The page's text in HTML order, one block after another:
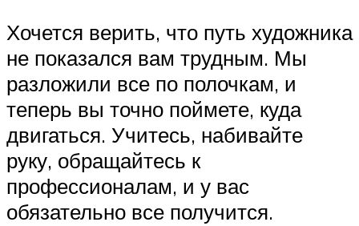
Хочется верить, что путь художника
не показался вам трудным. Мы
разложили все по полочкам, и
теперь вы точно поймете, куда
двигаться. Учитесь, набивайте
руку, обращайтесь к
профессионалам, и у вас
обязательно все получится.